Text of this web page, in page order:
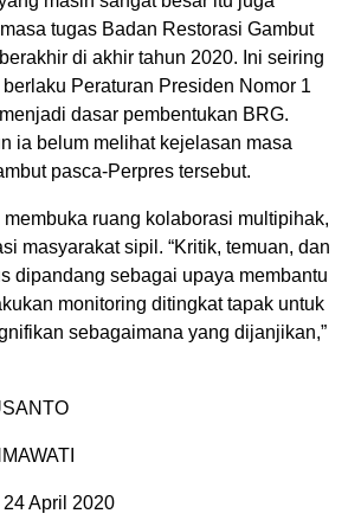
tugas Badan Restorasi Gambut
di akhir tahun 2020. Ini seiring
Peraturan Presiden Nomor 1
dasar pembentukan BRG.
ia belum melihat kejelasan masa
pasca-Perpres tersebut.
membuka ruang kolaborasi multipihak,
masyarakat sipil. “Kritik, temuan, dan
dipandang sebagai upaya membantu
monitoring ditingkat tapak untuk
sebagaimana yang dijanjikan,”
April 2020